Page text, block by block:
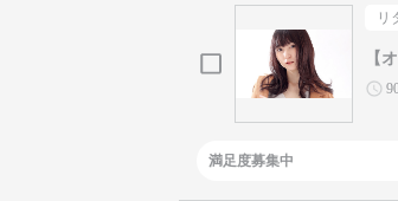
リ
【
満足度募集中